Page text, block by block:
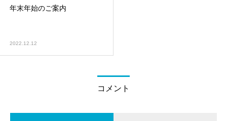
年末年始のご案内
2022.12.12
コメント